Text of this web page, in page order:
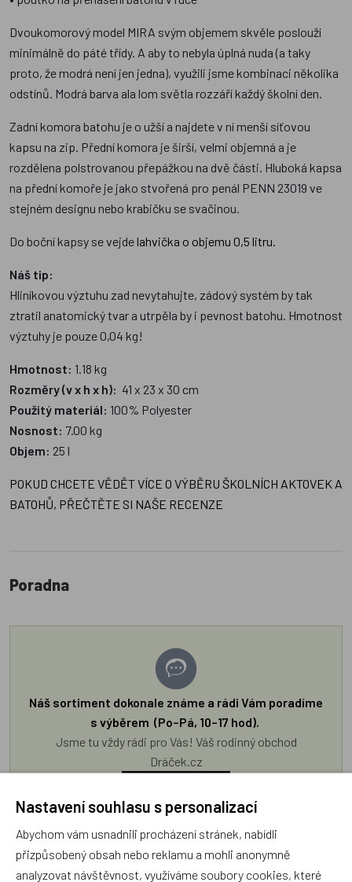
Dvoukomorový model MIRA svým objemem skvěle poslouží
minimálně do páté třídy. A aby to nebyla úplná nuda (a taky
proto, že modrá není jen jedna), využili jsme kombinaci několika
odstínů. Modrá barva ala lom světla rozzáří každý školní den.
Zadní komora batohu je o užší a najdete v ní menší síťovou
kapsu na zip. Přední komora je širší, velmi objemná a je
rozdělena polstrovanou přepážkou na dvě části. Hluboká kapsa
na přední komoře je jako stvořená pro penál PENN 23019 ve
stejném designu nebo krabičku se svačinou.
Do boční kapsy se vejdelahvička o objemu 0,5 litru.
Náš tip:
Hliníkovou výztuhu zad nevytahujte, zádový systém by tak
ztratil anatomický tvar a utrpěla by i pevnost batohu. Hmotnost
výztuhy je pouze 0,04 kg!
Hmotnost: 1.18 kg
Rozměry (v x h x h): 41 x 23 x 30 cm
Použitý materiál: 100% Polyester
Nosnost: 7.00 kg
Objem: 25 l
POKUD CHCETE VĚDĚT VÍCE O VÝBĚRU ŠKOLNÍCH AKTOVEK A
BATOHŮ, PŘEČTĚTE SI NAŠE RECENZE
Poradna
Náš sortiment dokonale známe a rádi Vám poradíme
s výběrem (Po–Pá, 10–17 hod).
Jsme tu vždy rádi pro Vás! Váš rodinný obchod
Dráček.cz
Recenze v detailu produktu a texty od zákazníků v poradně
odrážejí výhradně názory a stanoviska zákazníků. Provozovatel
Nastavení souhlasu s personalizací
Abychom vám usnadnili procházení stránek, nabídli
přizpůsobený obsah nebo reklamu a mohli anonymně
analyzovat návštěvnost, využíváme soubory cookies, které